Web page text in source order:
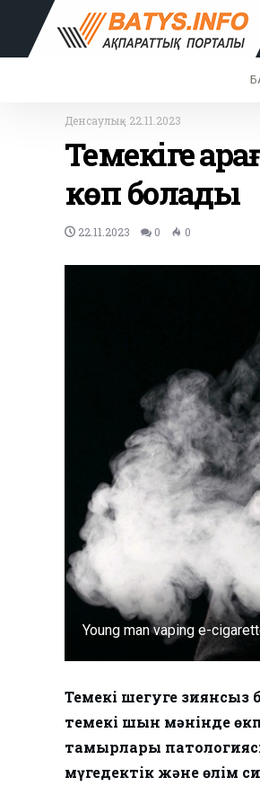
Денсаулық- 22.11.2023
Темекіге
көп болады
22.11.2023 0 0
Young man vaping e-
Темекі шегуге зиянсыз
темекі шын мәнінде
тамырлары
мүгедектік және өлім